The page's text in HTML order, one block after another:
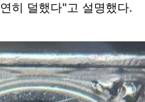
히 덜했다"고 설명했다.